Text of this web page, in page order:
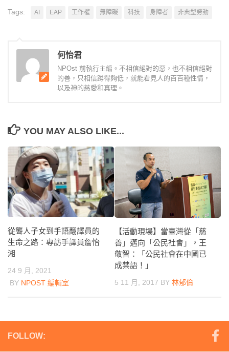
Tags: AI EAP 工作權 無障礙 科技 身障者 非典型勞動
何怡君
NPOst 前執行主編。不相信絕對的惡，也不相信絕對
的善，只相信蹲得夠低，就能看見人的百百種性情，
以及神的慈愛和真理。
YOU MAY ALSO LIKE...
從聾人子女到手語翻譯員的
生命之路：專訪手譯員詹怡
湘
24 9 月, 2021
BY NPOST 編輯室
【活動現場】當臺灣從「慈
善」邁向「公民社會」，王
敬智：「公民社會在中國已
成禁語！」
5 11 月, 2017 BY 林郁倫
FOLLOW: